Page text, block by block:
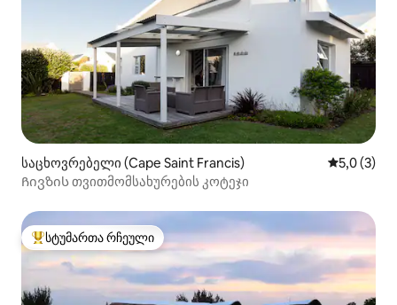
საცხოვრებელი (Cape Saint Francis) საშუალო
5,0 (3)
Ჩივზის თვითმომსახურების კოტეჯი
სტუმართა რჩეული მოწინავე ვარიანტი
სტუმართა რჩეული